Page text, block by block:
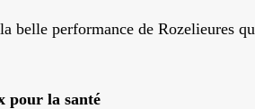
performance de Rozelieures
pour la santé